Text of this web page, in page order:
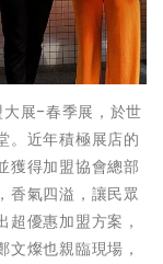
展-春季展，於世
。近年積極展店的
獲得加盟協會總部
香氣四溢，讓民眾
優惠加盟方案，
燦也親臨現場，